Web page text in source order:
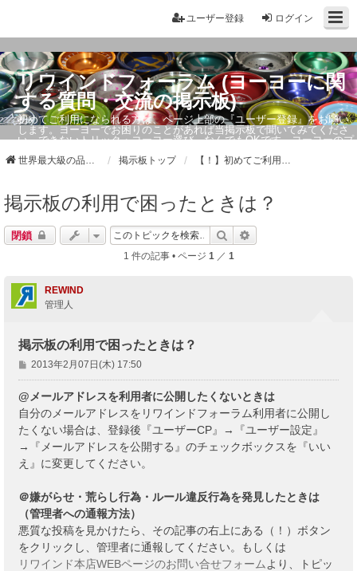
ログイン
ユーザー登録
リワインドフォーラム (ヨーヨーに関
する質問・交流の掲示板)
初めてご利用になられる方は、ページ上部の『ユーザー登録』をお願い
します。ヨーヨーでお困りのことがあれば当掲示板で聞いてみてくださ
い。できないトリック・ヨーヨー選び、なんでもOKです。ヨーヨーのプ
世界最大級の品ぞろえ ヨーヨーストア「リワインド」 掲示板トップ
掲示板の利用で困ったときは？
閉鎖 検索
1 件の記事 • ページ 1 ／ 1
REWIND
管理人
掲示板の利用で困ったときは？
投
稿
記
事
2013年2月07日(木) 17:50
@メールアドレスを利用者に公開したくないときは
自分のメールアドレスをリワインドフォーラム利用者に公開し
たくない場合は、登録後『ユーザーCP』→『ユーザー設定』
→『メールアドレスを公開する』のチェックボックスを『いい
え』に変更してください。
＠嫌がらせ・荒らし行為・ルール違反行為を発見したときは
（管理者への通報方法）
悪質な投稿を見かけたら、その記事の右上にある（！）ボタン
をクリックし、管理者に通報してください。もしくは
リワインド本店WEBページのお問い合せフォーム より、トピッ